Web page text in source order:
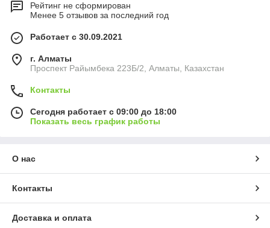
Рейтинг не сформирован
Менее 5 отзывов за последний год
Работает с 30.09.2021
г. Алматы
Проспект Райымбека 223Б/2, Алматы, Казахстан
Контакты
Сегодня работает с 09:00 до 18:00
Показать весь график работы
О нас
Контакты
Доставка и оплата